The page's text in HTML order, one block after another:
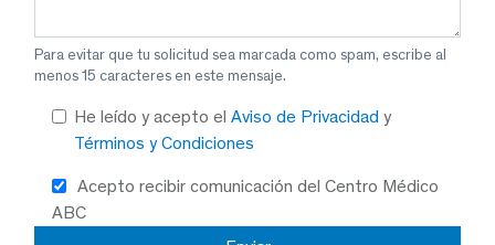
Para evitar que tu solicitud sea marcada como spam, escribe al
menos 15 caracteres en este mensaje.
He leído y acepto el Aviso de Privacidad y
Términos y Condiciones
Acepto recibir comunicación del Centro Médico
ABC